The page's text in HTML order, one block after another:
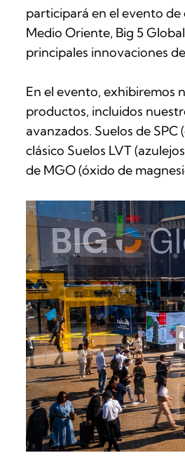
participará en el evento
Medio Oriente, Big 5
principales innovaciones
En el evento, exhibiremos
productos, incluidos
avanzados. Suelos de
clásico Suelos LVT
de MGO (óxido de